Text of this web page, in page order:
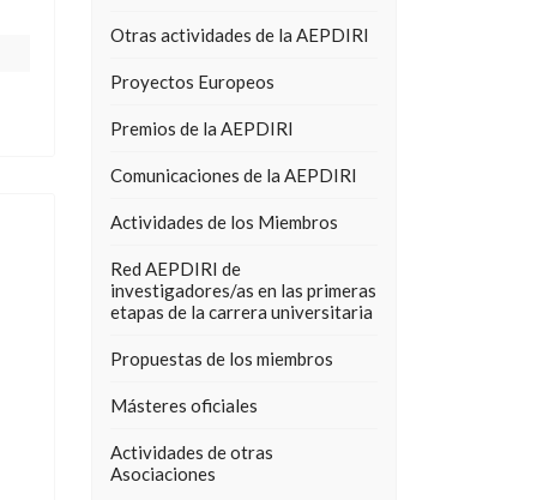
Otras actividades de la AEPDIRI
Proyectos Europeos
Premios de la AEPDIRI
Comunicaciones de la AEPDIRI
Actividades de los Miembros
Red AEPDIRI de
investigadores/as en las primeras
etapas de la carrera universitaria
Propuestas de los miembros
Másteres oficiales
Actividades de otras
Asociaciones